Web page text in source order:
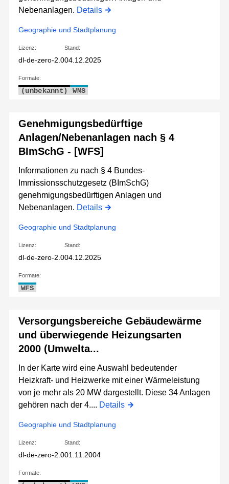
Nebenanlagen. Details
Geographie und Stadtplanung
Lizenz:
dl-de-zero-2.0
Stand:
04.12.2025
Formate:
(unbekannt) WMS
Genehmigungsbedürftige
Anlagen/Nebenanlagen nach § 4
BImSchG - [WFS]
Informationen zu nach § 4 Bundes-
Immissionsschutzgesetz (BImSchG)
genehmigungsbedürftigen Anlagen und
Nebenanlagen. Details
Geographie und Stadtplanung
Lizenz:
dl-de-zero-2.0
Stand:
04.12.2025
Formate:
WFS
Versorgungsbereiche Gebäudewärme
und überwiegende Heizungsarten
2000 (Umwelta...
In der Karte wird eine Auswahl bedeutender
Heizkraft- und Heizwerke mit einer Wärmeleistung
von je mehr als 20 MW dargestellt. Diese 34 Anlagen
gehören nach der 4.... Details
Geographie und Stadtplanung
Lizenz:
dl-de-zero-2.0
Stand:
01.11.2004
Formate: